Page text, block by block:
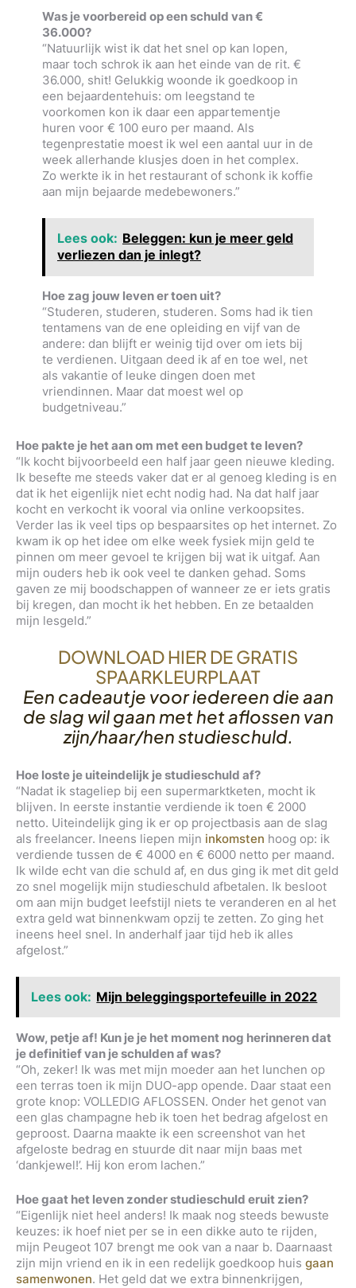
Was je voorbereid op een schuld van €
36.000?
“Natuurlijk wist ik dat het snel op kan lopen,
maar toch schrok ik aan het einde van de rit. €
36.000, shit! Gelukkig woonde ik goedkoop in
een bejaardentehuis: om leegstand te
voorkomen kon ik daar een appartementje
huren voor € 100 euro per maand. Als
tegenprestatie moest ik wel een aantal uur in de
week allerhande klusjes doen in het complex.
Zo werkte ik in het restaurant of schonk ik koffie
aan mijn bejaarde medebewoners.”
Lees ook: Beleggen: kun je meer geld
verliezen dan je inlegt?
Hoe zag jouw leven er toen uit?
“Studeren, studeren, studeren. Soms had ik tien
tentamens van de ene opleiding en vijf van de
andere: dan blijft er weinig tijd over om iets bij
te verdienen. Uitgaan deed ik af en toe wel, net
als vakantie of leuke dingen doen met
vriendinnen. Maar dat moest wel op
budgetniveau.”
Hoe pakte je het aan om met een budget te leven?
“Ik kocht bijvoorbeeld een half jaar geen nieuwe kleding.
Ik besefte me steeds vaker dat er al genoeg kleding is en
dat ik het eigenlijk niet echt nodig had. Na dat half jaar
kocht en verkocht ik vooral via online verkoopsites.
Verder las ik veel tips op bespaarsites op het internet. Zo
kwam ik op het idee om elke week fysiek mijn geld te
pinnen om meer gevoel te krijgen bij wat ik uitgaf. Aan
mijn ouders heb ik ook veel te danken gehad. Soms
gaven ze mij boodschappen of wanneer ze er iets gratis
bij kregen, dan mocht ik het hebben. En ze betaalden
mijn lesgeld.”
DOWNLOAD HIER DE GRATIS
SPAARKLEURPLAAT
Een cadeautje voor iedereen die aan
de slag wil gaan met het aflossen van
zijn/haar/hen studieschuld.
Hoe loste je uiteindelijk je studieschuld af?
“Nadat ik stageliep bij een supermarktketen, mocht ik
blijven. In eerste instantie verdiende ik toen € 2000
netto. Uiteindelijk ging ik er op projectbasis aan de slag
als freelancer. Ineens liepen mijn inkomsten hoog op: ik
verdiende tussen de € 4000 en € 6000 netto per maand.
Ik wilde echt van die schuld af, en dus ging ik met dit geld
zo snel mogelijk mijn studieschuld afbetalen. Ik besloot
om aan mijn budget leefstijl niets te veranderen en al het
extra geld wat binnenkwam opzij te zetten. Zo ging het
ineens heel snel. In anderhalf jaar tijd heb ik alles
afgelost.”
Lees ook: Mijn beleggingsportefeuille in 2022
Wow, petje af! Kun je je het moment nog herinneren dat
je definitief van je schulden af was?
“Oh, zeker! Ik was met mijn moeder aan het lunchen op
een terras toen ik mijn DUO-app opende. Daar staat een
grote knop: VOLLEDIG AFLOSSEN. Onder het genot van
een glas champagne heb ik toen het bedrag afgelost en
geproost. Daarna maakte ik een screenshot van het
afgeloste bedrag en stuurde dit naar mijn baas met
‘dankjewel!’. Hij kon erom lachen.”
Hoe gaat het leven zonder studieschuld eruit zien?
“Eigenlijk niet heel anders! Ik maak nog steeds bewuste
keuzes: ik hoef niet per se in een dikke auto te rijden,
mijn Peugeot 107 brengt me ook van a naar b. Daarnaast
zijn mijn vriend en ik in een redelijk goedkoop huis gaan
samenwonen. Het geld dat we extra binnenkrijgen,